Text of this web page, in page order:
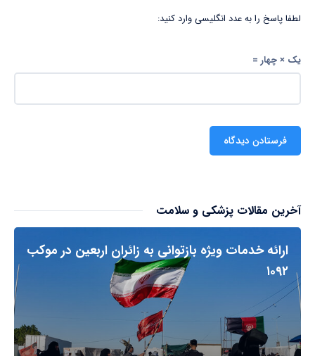
لطفا پاسخ را به عدد انگلیسی وارد کنید:
یک × چهار =
آخرین مقالات پزشکی و سلامت
ارائه خدمات ویژه بازتوانی به زائران اربعین در موکب
۱۰۹۲